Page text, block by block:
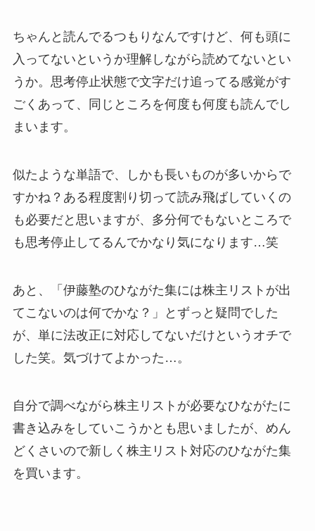
ちゃんと読んでるつもりなんですけど、何も頭に
入ってないというか理解しながら読めてないとい
うか。思考停止状態で文字だけ追ってる感覚がす
ごくあって、同じところを何度も何度も読んでし
まいます。
似たような単語で、しかも長いものが多いからで
すかね？ある程度割り切って読み飛ばしていくの
も必要だと思いますが、多分何でもないところで
も思考停止してるんでかなり気になります…笑
あと、「伊藤塾のひながた集には株主リストが出
てこないのは何でかな？」とずっと疑問でした
が、単に法改正に対応してないだけというオチで
した笑。気づけてよかった…。
自分で調べながら株主リストが必要なひながたに
書き込みをしていこうかとも思いましたが、めん
どくさいので新しく株主リスト対応のひながた集
を買います。